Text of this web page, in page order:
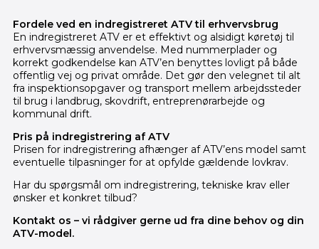
Fordele ved en indregistreret ATV til erhvervsbrug
En indregistreret ATV er et effektivt og alsidigt køretøj til
erhvervsmæssig anvendelse. Med nummerplader og
korrekt godkendelse kan ATV’en benyttes lovligt på både
offentlig vej og privat område. Det gør den velegnet til alt
fra inspektionsopgaver og transport mellem arbejdssteder
til brug i landbrug, skovdrift, entreprenørarbejde og
kommunal drift.
Pris på indregistrering af ATV
Prisen for indregistrering afhænger af ATV’ens model samt
eventuelle tilpasninger for at opfylde gældende lovkrav.
Har du spørgsmål om indregistrering, tekniske krav eller
ønsker et konkret tilbud?
Kontakt os – vi rådgiver gerne ud fra dine behov og din
ATV-model.